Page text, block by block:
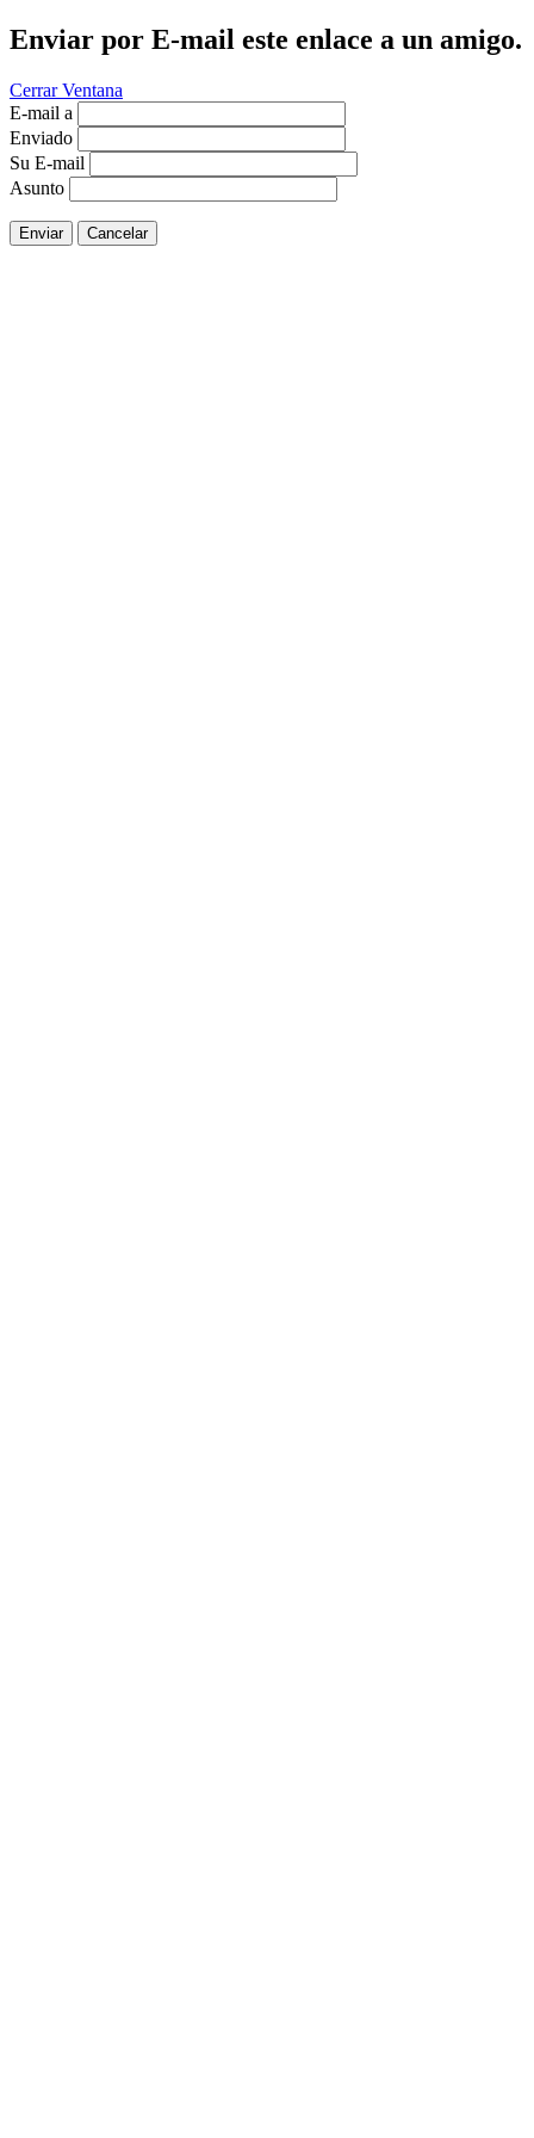
Enviar por E-mail este enlace a un amigo.
Cerrar Ventana
E-mail a
Enviado
Su E-mail
Asunto
Enviar Cancelar